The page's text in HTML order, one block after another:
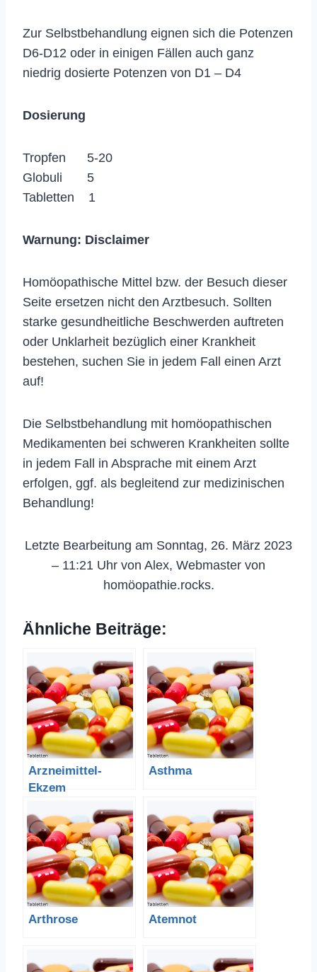
Zur Selbstbehandlung eignen sich die Potenzen
D6-D12 oder in einigen Fällen auch ganz
niedrig dosierte Potenzen von D1 – D4
Dosierung
Tropfen 5-20
Globuli 5
Tabletten 1
Warnung: Disclaimer
Homöopathische Mittel bzw. der Besuch dieser
Seite ersetzen nicht den Arztbesuch. Sollten
starke gesundheitliche Beschwerden auftreten
oder Unklarheit bezüglich einer Krankheit
bestehen, suchen Sie in jedem Fall einen Arzt
auf!
Die Selbstbehandlung mit homöopathischen
Medikamenten bei schweren Krankheiten sollte
in jedem Fall in Absprache mit einem Arzt
erfolgen, ggf. als begleitend zur medizinischen
Behandlung!
Letzte Bearbeitung am Sonntag, 26. März 2023
– 11:21 Uhr von Alex, Webmaster von
homöopathie.rocks.
Ähnliche Beiträge:
Arzneimittel-
Ekzem
Asthma
Arthrose Atemnot